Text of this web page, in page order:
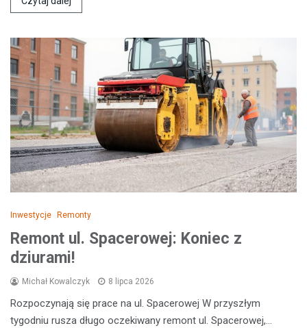
Inwestycje Remonty
Remont ul. Spacerowej: Koniec z
dziurami!
Michał Kowalczyk 8 lipca 2026
Rozpoczynają się prace na ul. Spacerowej W przyszłym
tygodniu rusza długo oczekiwany remont ul. Spacerowej,…